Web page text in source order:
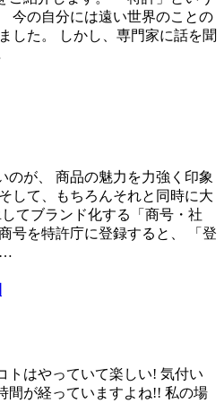
今の自分には遠い世界のことの
した。 しかし、専門家に話を聞
のが、 商品の魅力を力強く印象
して、もちろんそれと同時に大
てブランド化する「商号・社
号を特許庁に登録すると、 「登
…
トはやっていて楽しい! 気付い
間が経っていますよね!! 私の場